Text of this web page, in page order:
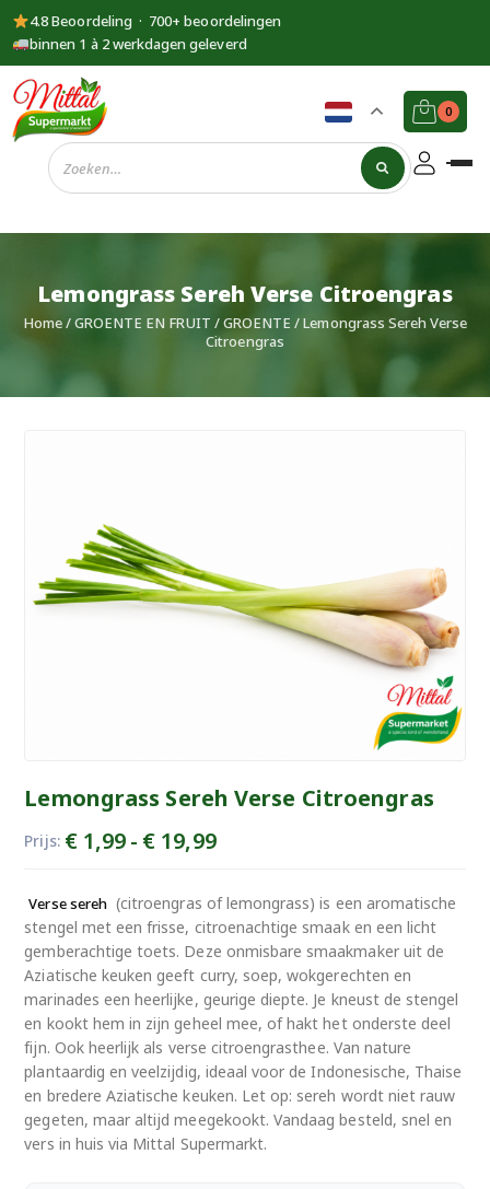
4.8 Beoordeling · 700+ beoordelingen
binnen 1 à 2 werkdagen geleverd
Supermarkt
Mittal
0
Lemongrass Sereh Verse Citroengras
Home/GROENTE EN FRUIT /GROENTE / Lemongrass Sereh Verse
Citroengras
Lemongrass Sereh Verse Citroengras
Prijs: €1,99- € 19,99Prijsklasse:
€ 19,99
Verse sereh (citroengras of lemongrass) is een aromatische
stengel met een frisse, citroenachtige smaak en een licht
gemberachtige toets. Deze onmisbare smaakmaker uit de
Aziatische keuken geeft curry, soep, wokgerechten en
marinades een heerlijke, geurige diepte. Je kneust de stengel
en kookt hem in zijn geheel mee, of hakt het onderste deel
fijn. Ook heerlijk als verse citroengrasthee. Van nature
plantaardig en veelzijdig, ideaal voor de Indonesische, Thaise
en bredere Aziatische keuken. Let op: sereh wordt niet rauw
gegeten, maar altijd meegekookt. Vandaag besteld, snel en
vers in huis via Mittal Supermarkt.